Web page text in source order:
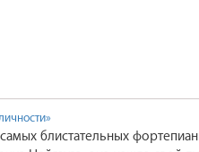
блистательных